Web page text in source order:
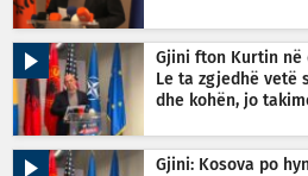
Gjini fton Kurtin në
Le ta zgjedhë vetë
dhe kohën, jo
Gjini: Kosova po